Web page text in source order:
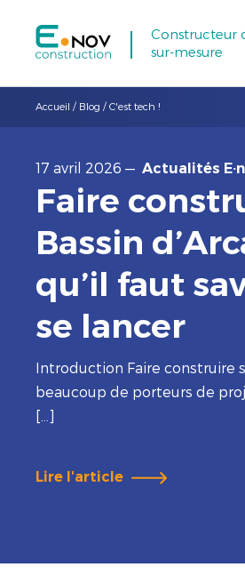
Constructeur
sur-mesure
Accueil / Blog /C'est tech !
17 avril 2026 — Actualités
Faire
Bassin
qu’il faut
se lancer
Introduction Faire construire
beaucoup de porteurs de
[…]
Lire l'article